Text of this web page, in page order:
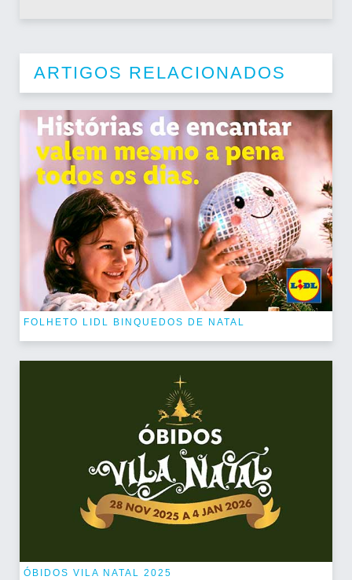
ARTIGOS RELACIONADOS
FOLHETO LIDL BINQUEDOS DE NATAL
ÓBIDOS VILA NATAL 2025